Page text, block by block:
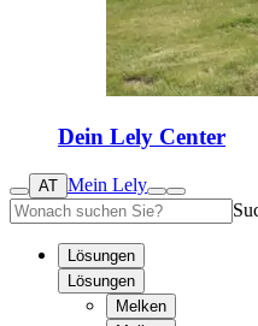
Dein Lely Center
AT Mein Lely
Lösungen
Lösungen
Melken